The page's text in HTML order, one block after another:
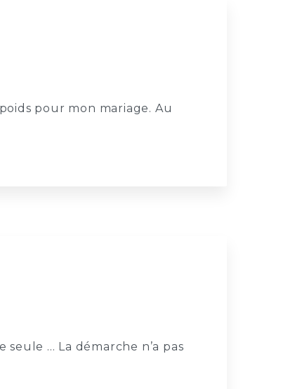
pour mon mariage. Au
... La démarche n’a pas